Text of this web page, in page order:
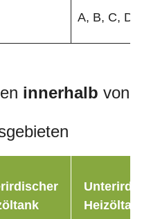
A, B, C, D
innerhalb von
Heizöltank